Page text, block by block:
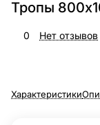
Тропы
0 Нет отзывов
Характеристики